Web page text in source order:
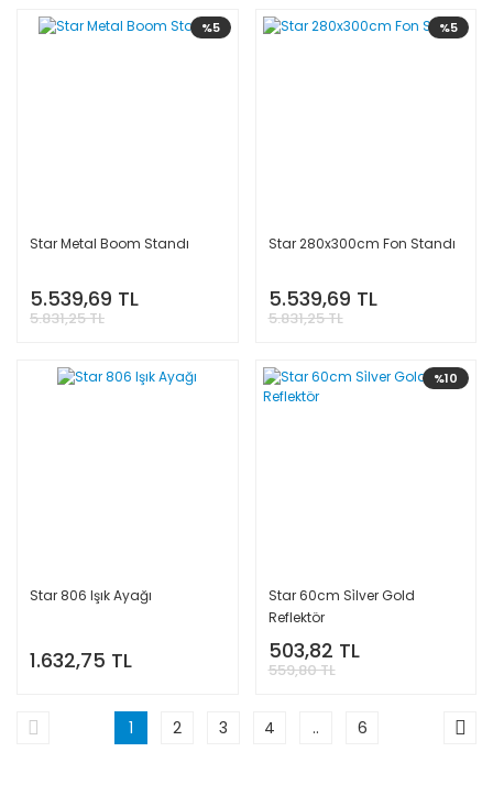
%5
Star Metal Boom Standı
5.539,69 TL
5.831,25 TL
%5
Star 280x300cm Fon Standı
5.539,69 TL
5.831,25 TL
Star 806 Işık Ayağı
1.632,75 TL
%10
Star 60cm Si̇lver Gold
Reflektör
503,82 TL
559,80 TL
1 2 3 4 .. 6